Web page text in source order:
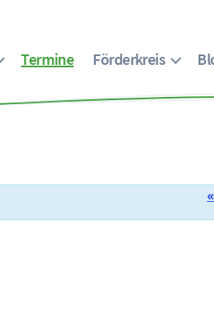
Termine Förderkreis